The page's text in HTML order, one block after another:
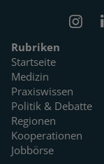
Rubriken
Startseite
Medizin
Praxiswissen
Politik & Debatte
Regionen
Kooperationen
Jobbörse